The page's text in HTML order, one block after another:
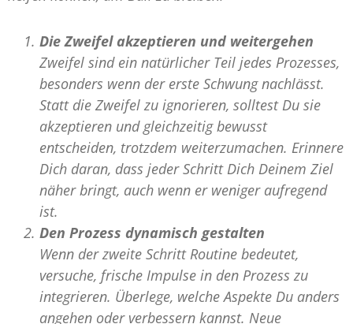
Die Zweifel akzeptieren und weitergehen
Zweifel sind ein natürlicher Teil jedes Prozesses,
besonders wenn der erste Schwung nachlässt.
Statt die Zweifel zu ignorieren, solltest Du sie
akzeptieren und gleichzeitig bewusst
entscheiden, trotzdem weiterzumachen. Erinnere
Dich daran, dass jeder Schritt Dich Deinem Ziel
näher bringt, auch wenn er weniger aufregend
ist.
Den Prozess dynamisch gestalten
Wenn der zweite Schritt Routine bedeutet,
versuche, frische Impulse in den Prozess zu
integrieren. Überlege, welche Aspekte Du anders
angehen oder verbessern kannst. Neue